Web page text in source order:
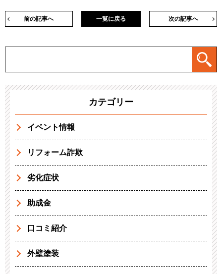
前の記事へ 次の記事へ
一覧に戻る
カテゴリー
イベント情報
リフォーム詐欺
劣化症状
助成金
口コミ紹介
外壁塗装